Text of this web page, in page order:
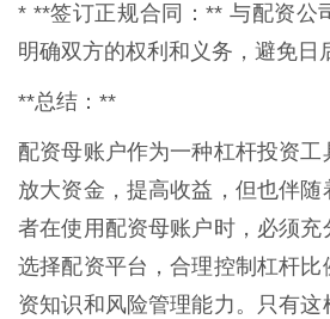
* **签订正规合同：** 与配资公
明确双方的权利和义务，避免日
**总结：**
配资母账户作为一种杠杆投资
放大资金，提高收益，但也伴
者在使用配资母账户时，必须
选择配资平台，合理控制杠杆比
资知识和风险管理能力。只有